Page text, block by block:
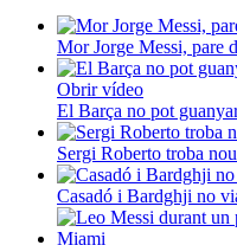
Mor Jorge Messi, pare
Obrir vídeo
El Barça no pot
Sergi Roberto troba
Casadó i Bardghji no